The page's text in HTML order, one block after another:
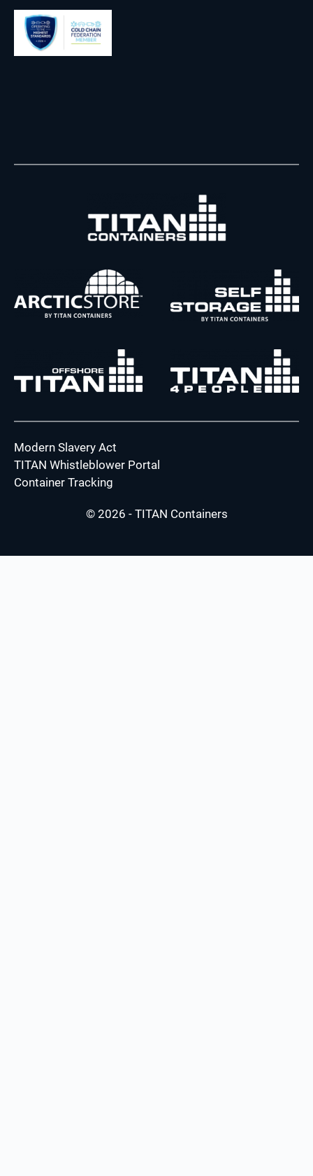
Modern Slavery Act
TITAN Whistleblower Portal
Container Tracking
© 2026 - TITAN Containers